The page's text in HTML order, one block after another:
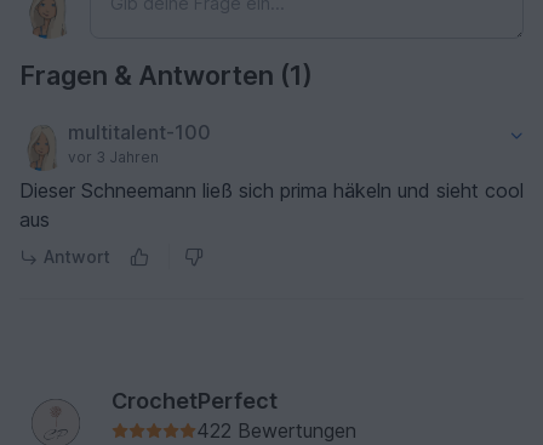
Fragen & Antworten (1)
multitalent-100
vor 3 Jahren
Dieser Schneemann ließ sich prima häkeln und sieht cool
aus
Antwort
CrochetPerfect
422 Bewertungen